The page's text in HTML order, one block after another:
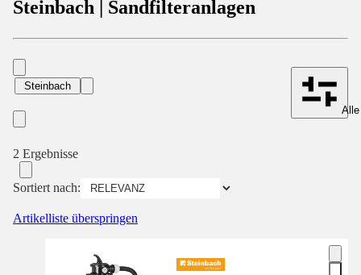
Steinbach | Sandfilteranlagen
Steinbach
2 Ergebnisse
Sortiert nach:
Artikelliste überspringen